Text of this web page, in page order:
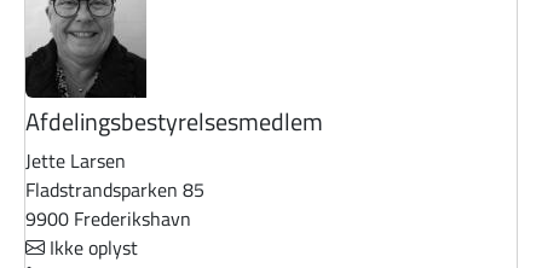
Afdelingsbestyrelsesmedlem
Jette Larsen
Fladstrandsparken 85
9900 Frederikshavn
Ikke oplyst